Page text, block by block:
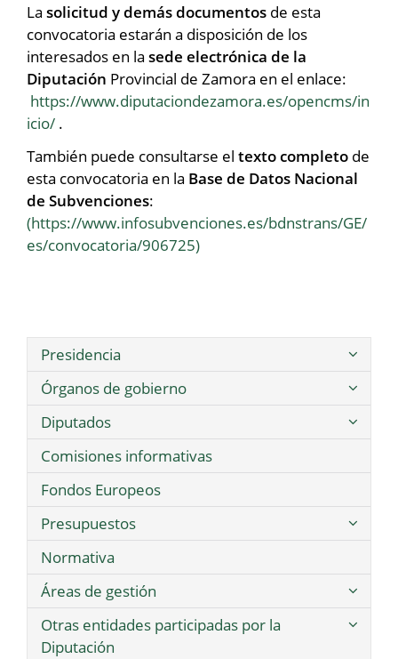
La solicitud y demás documentos de esta
convocatoria estarán a disposición de los
interesados en la sede electrónica de la
Diputación Provincial de Zamora en el enlace:
https://www.diputaciondezamora.es/opencms/in
icio/ .
También puede consultarse el texto completo de
esta convocatoria en la Base de Datos Nacional
de Subvenciones:
(https://www.infosubvenciones.es/bdnstrans/GE/
es/convocatoria/906725)
Presidencia
Órganos de gobierno
Diputados
Comisiones informativas
Fondos Europeos
Presupuestos
Normativa
Áreas de gestión
Otras entidades participadas por la
Diputación